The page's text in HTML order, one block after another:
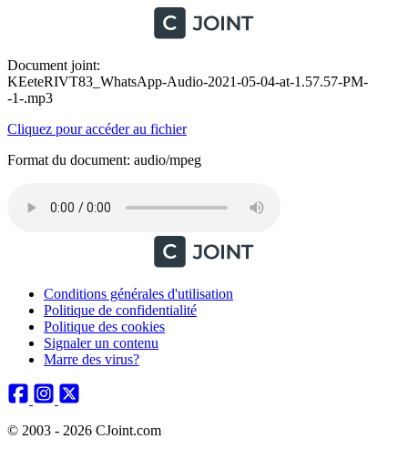
Document joint:
KEeteRIVT83_WhatsApp-Audio-2021-05-04-at-1.57.57-PM-
-1-.mp3
Cliquez pour accéder au fichier
Format du document: audio/mpeg
Conditions générales d'utilisation
Politique de confidentialité
Politique des cookies
Signaler un contenu
Marre des virus?
© 2003 - 2026 CJoint.com